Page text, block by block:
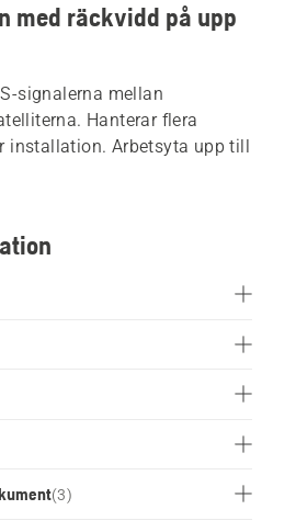
med räckvidd på upp
signalerna mellan
Hanterar flera
installation. Arbetsyta upp till
(3)